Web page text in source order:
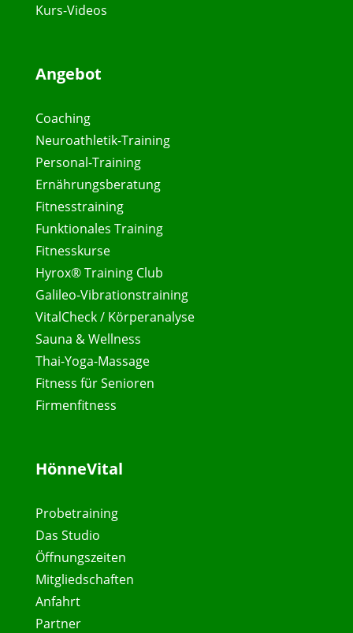
Kurs-Videos
Angebot
Coaching
Neuroathletik-Training
Personal-Training
Ernährungsberatung
Fitnesstraining
Funktionales Training
Fitnesskurse
Hyrox® Training Club
Galileo-Vibrationstraining
VitalCheck / Körperanalyse
Sauna & Wellness
Thai-Yoga-Massage
Fitness für Senioren
Firmenfitness
HönneVital
Probetraining
Das Studio
Öffnungszeiten
Mitgliedschaften
Anfahrt
Partner